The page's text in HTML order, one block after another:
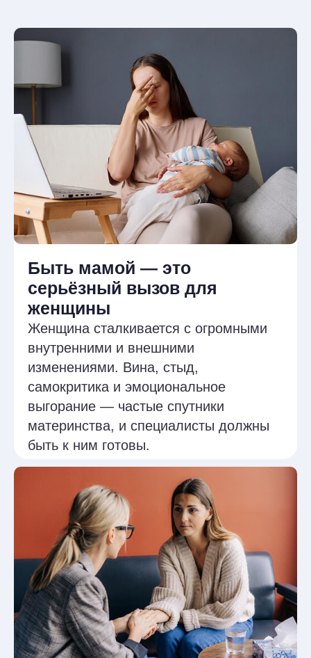
материнства, и специалисты должны
Психологи чувствуют
неловкость в работе
с мамами
Особенно если у них самих нет
детей — это может мешать
в установлении контакта. Курс
поможет чувствовать себя увереннее,
понимать уникальные переживания
мам и не обесценивать их опыт.
Уникальный курс на рынке
Это первая программа по терапии
материнства, основанная на ACT